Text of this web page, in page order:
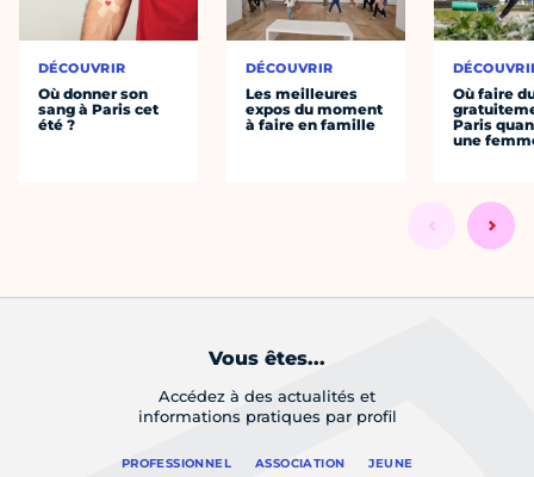
DÉCOUVRIR
Où donner son
sang à Paris cet
été ?
DÉCOUVRIR
Les meilleures
expos du moment
à faire en famille
Où faire
Paris
une
Vous êtes...
Accédez à des actualités et
informations pratiques par profil
PROFESSIONNEL ASSOCIATION JEUNE